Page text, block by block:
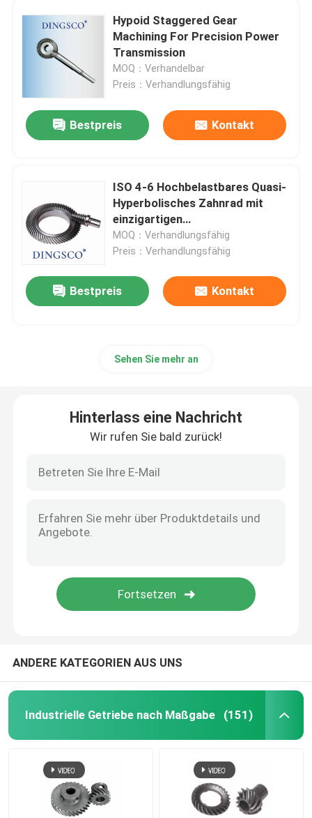
Ausrüstung für Nähmaschinen
Ausrüstung für Werkzeuge
Großmauer-Motorrad
Hypoid Staggered Gear
Machining For Precision Power
Transmission
MOQ：Verhandelbar
Preis：Verhandlungsfähig
Bestpreis Kontakt
ISO 4-6 Hochbelastbares Quasi-
Hyperbolisches Zahnrad mit
einzigartigen
Eingriffsmerkmalen und
Gleason-Verzahnungsprofil
MOQ：Verhandlungsfähig
Preis：Verhandlungsfähig
Bestpreis Kontakt
Sehen Sie mehr an
Hinterlass eine Nachricht
Wir rufen Sie bald zurück!
ANDERE KATEGORIEN AUS UNS
Industrielle Getriebe nach Maßgabe (151)